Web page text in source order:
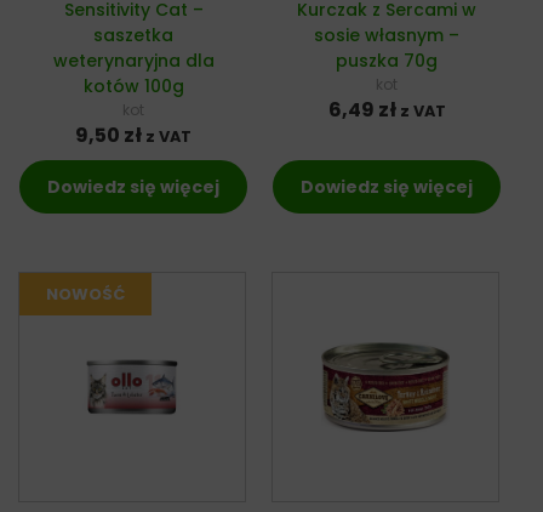
Sensitivity Cat –
saszetka
weterynaryjna dla
kotów 100g
kot
9,50 zł z VAT
Dowiedz się więcej
Kurczak z Sercami w
sosie własnym –
puszka 70g
kot
6,49 zł z VAT
Dowiedz się więcej